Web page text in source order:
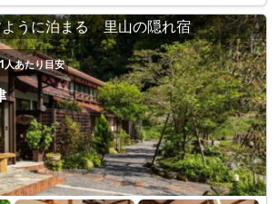
うに泊まる 里山の隠れ宿
1人あたり目安